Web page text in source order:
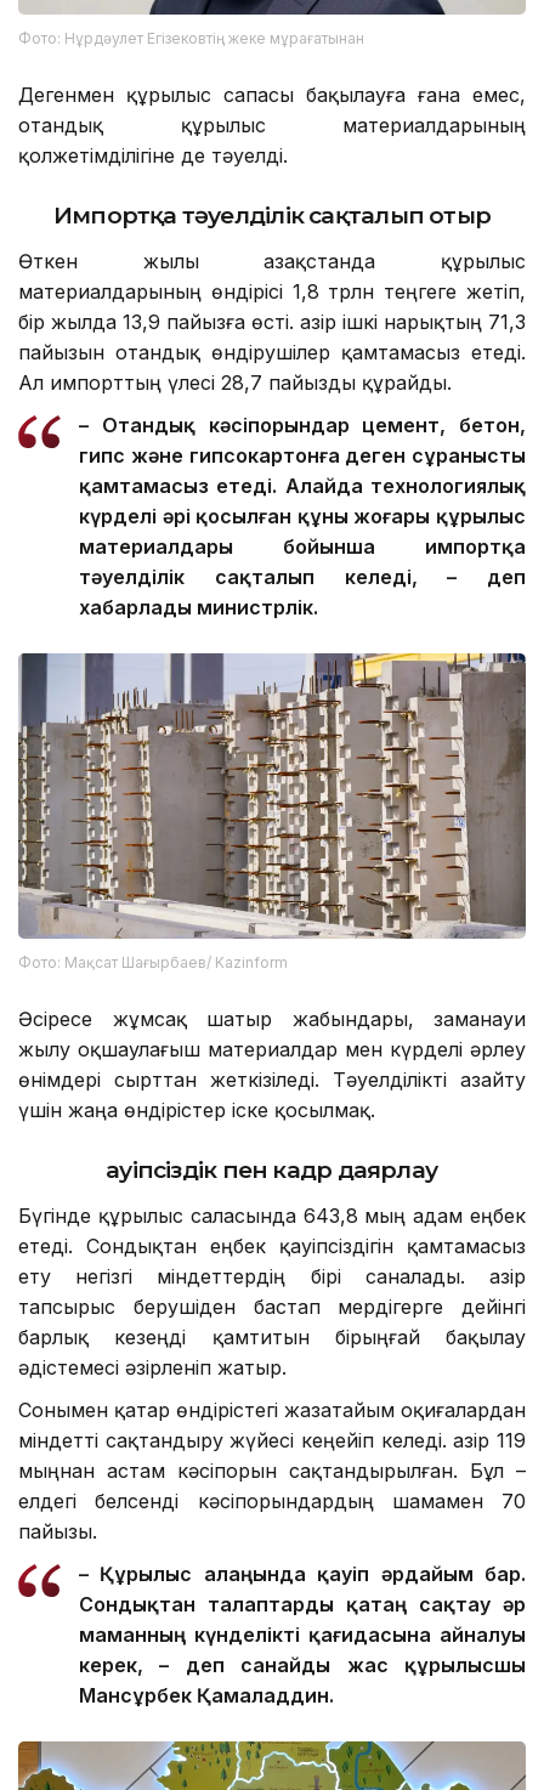
Фото: Нұрдәулет Егізековтің жеке мұрағатынан
Дегенмен құрылыс сапасы бақылауға ғана емес,
отандық құрылыс материалдарының
қолжетімділігіне де тәуелді.
Импортқа тәуелділік сақталып отыр
Өткен жылы Қазақстанда құрылыс
материалдарының өндірісі 1,8 трлн теңгеге жетіп,
бір жылда 13,9 пайызға өсті. Қазір ішкі нарықтың 71,3
пайызын отандық өндірушілер қамтамасыз етеді.
Ал импорттың үлесі 28,7 пайызды құрайды.
– Отандық кәсіпорындар цемент, бетон,
гипс және гипсокартонға деген сұранысты
қамтамасыз етеді. Алайда технологиялық
күрделі әрі қосылған құны жоғары құрылыс
материалдары бойынша импортқа
тәуелділік сақталып келеді, – деп
хабарлады министрлік.
Фото: Мақсат Шағырбаев/ Kazinform
Әсіресе жұмсақ шатыр жабындары, заманауи
жылу оқшаулағыш материалдар мен күрделі әрлеу
өнімдері сырттан жеткізіледі. Тәуелділікті азайту
үшін жаңа өндірістер іске қосылмақ.
Қауіпсіздік пен кадр даярлау
Бүгінде құрылыс саласында 643,8 мың адам еңбек
етеді. Сондықтан еңбек қауіпсіздігін қамтамасыз
ету негізгі міндеттердің бірі саналады. Қазір
тапсырыс берушіден бастап мердігерге дейінгі
барлық кезеңді қамтитын бірыңғай бақылау
әдістемесі әзірленіп жатыр.
Сонымен қатар өндірістегі жазатайым оқиғалардан
міндетті сақтандыру жүйесі кеңейіп келеді. Қазір 119
мыңнан астам кәсіпорын сақтандырылған. Бұл –
елдегі белсенді кәсіпорындардың шамамен 70
пайызы.
– Құрылыс алаңында қауіп әрдайым бар.
Сондықтан талаптарды қатаң сақтау әр
маманның күнделікті қағидасына айналуы
керек, – деп санайды жас құрылысшы
Мансұрбек Қамаладдин.